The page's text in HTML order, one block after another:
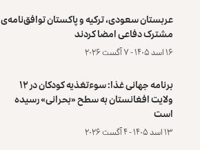
عربستان سعودی، ترکیه و پاکستان توافق‌نامه‌ی
مشترک دفاعی امضا کردند
۱۶ اسد ۱۴۰۵ - ۷ آگست ۲۰۲۶
برنامه جهانی غذا: سوءتغذیه کودکان در ۱۲
ولایت افغانستان به سطح «بحرانی» رسیده
است
۱۳ اسد ۱۴۰۵ - ۴ آگست ۲۰۲۶